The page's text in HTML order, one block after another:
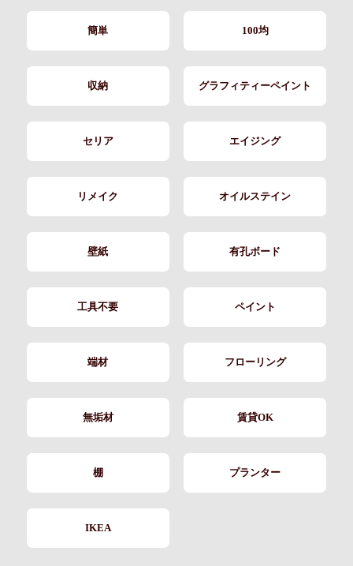
簡単 100均
収納 グラフィティーペイント
セリア エイジング
リメイク オイルステイン
壁紙 有孔ボード
工具不要 ペイント
端材 フローリング
無垢材 賃貸OK
棚 プランター
IKEA